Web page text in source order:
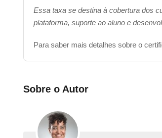
Essa taxa se destina à cobertura dos
plataforma, suporte ao aluno e
Para saber mais detalhes sobre o
Sobre o Autor